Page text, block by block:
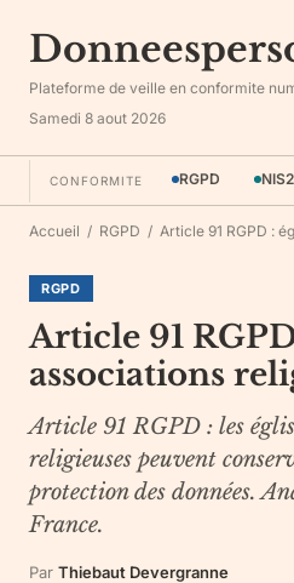
Plateforme de veille en conformite
Samedi 8 aout 2026
CONFORMITE RGPD NIS2
Accueil / RGPD / Article 91 RGPD :
RGPD
Article 91
associations
Article 91 RGPD : les
religieuses peuvent
protection des données.
France.
Par Thiebaut Devergranne